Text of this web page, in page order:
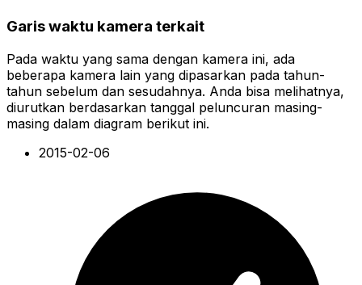
Garis waktu kamera terkait
Pada waktu yang sama dengan kamera ini, ada
beberapa kamera lain yang dipasarkan pada tahun-
tahun sebelum dan sesudahnya. Anda bisa melihatnya,
diurutkan berdasarkan tanggal peluncuran masing-
masing dalam diagram berikut ini.
2015-02-06